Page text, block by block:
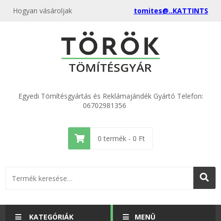
Hogyan vásároljak tomites@..KATTINTS
Egyedi Tömítésgyártás és Reklámajándék Gyártó Telefon:
06702981356
0 termék - 0 Ft
KATEGÓRIÁK MENÜ